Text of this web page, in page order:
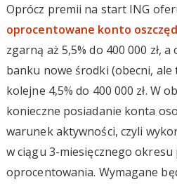
Oprócz premii na start ING
oprocentowane konto
zgarną aż 5,5% do 400 000 zł,
banku nowe środki (obecni,
kolejne 4,5% do 400 000 zł. W
konieczne posiadanie konta
warunek aktywności, czyli
w ciągu 3-miesięcznego
oprocentowania. Wymagane